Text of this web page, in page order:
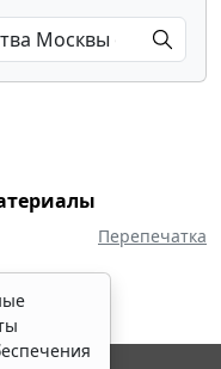
Перепечатка